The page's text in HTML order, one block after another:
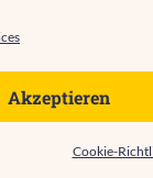
Akzeptieren
Cookie-